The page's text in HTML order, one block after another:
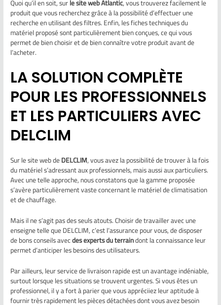
Quoi qu’il en soit, surle site web Atlantic, vous trouverez facilement le
produit que vous recherchez grâce à la possibilité d’effectuer une
recherche en utilisant des filtres. Enfin, les fiches techniques du
matériel proposé sont particulièrement bien conçues, ce qui vous
permet de bien choisir et de bien connaître votre produit avant de
l’acheter.
LA SOLUTION COMPLÈTE
POUR LES PROFESSIONNELS
ET LES PARTICULIERS AVEC
DELCLIM
Sur le site web deDELCLIM, vous avez la possibilité de trouver à la fois
du matériel s’adressant aux professionnels, mais aussi aux particuliers.
Avec une telle approche, nous constatons que la gamme proposée
s’avère particulièrement vaste concernant le matériel de climatisation
et de chauffage.
Mais il ne s’agit pas des seuls atouts. Choisir de travailler avec une
enseigne telle que DELCLIM, c’est l’assurance pour vous, de disposer
de bons conseils avecdes experts du terraindont la connaissance leur
permet d’anticiper les besoins des utilisateurs.
Par ailleurs, leur service de livraison rapide est un avantage indéniable,
surtout lorsque les situations se trouvent urgentes. Si vous êtes un
professionnel, il y a fort à parier que vous appréciiez leur aptitude à
fournir très rapidement les pièces détachées dont vous avez besoin